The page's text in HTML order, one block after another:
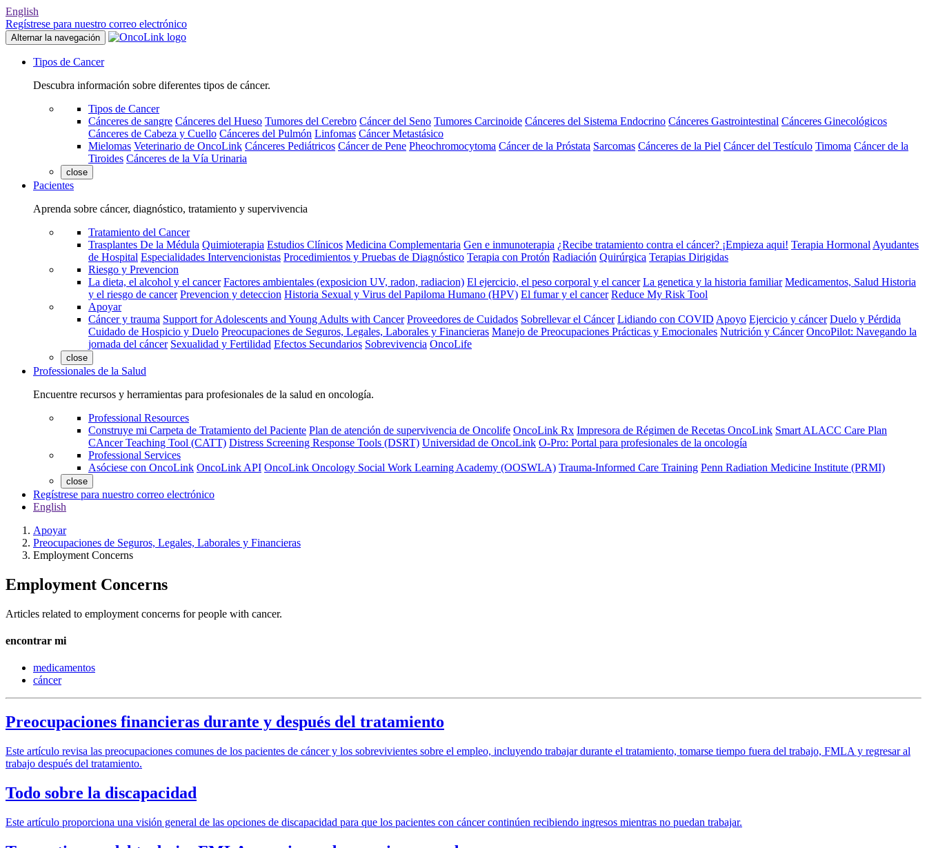
English
Regístrese para nuestro correo electrónico
Alternar la navegación
Tipos de Cancer
Descubra información sobre diferentes tipos de cáncer.
Tipos de Cancer
Cánceres de sangre Cánceres del Hueso Tumores del Cerebro Cáncer del Seno Tumores Carcinoide Cánceres del Sistema Endocrino Cánceres Gastrointestinal Cánceres Ginecológicos
Cánceres de Cabeza y Cuello Cánceres del Pulmón Linfomas Cáncer Metastásico
Mielomas Veterinario de OncoLink Cánceres Pediátricos Cáncer de Pene Pheochromocytoma Cáncer de la Próstata Sarcomas Cánceres de la Piel Cáncer del Testículo Timoma Cáncer de la
Tiroides Cánceres de la Vía Urinaria
close
Pacientes
Aprenda sobre cáncer, diagnóstico, tratamiento y supervivencia
Tratamiento del Cancer
Trasplantes De la Médula Quimioterapia Estudios Clínicos Medicina Complementaria Gen e inmunoterapia ¿Recibe tratamiento contra el cáncer? ¡Empieza aqui! Terapia Hormonal Ayudantes
de Hospital Especialidades Intervencionistas Procedimientos y Pruebas de Diagnóstico Terapia con Protón Radiación Quirúrgica Terapias Dirigidas
Riesgo y Prevencion
La dieta, el alcohol y el cancer Factores ambientales (exposicion UV, radon, radiacion) El ejercicio, el peso corporal y el cancer La genetica y la historia familiar Medicamentos, Salud Historia
y el riesgo de cancer Prevencion y deteccion Historia Sexual y Virus del Papiloma Humano (HPV) El fumar y el cancer Reduce My Risk Tool
Apoyar
Cáncer y trauma Support for Adolescents and Young Adults with Cancer Proveedores de Cuidados Sobrellevar el Cáncer Lidiando con COVID Apoyo Ejercicio y cáncer Duelo y Pérdida
Cuidado de Hospicio y Duelo Preocupaciones de Seguros, Legales, Laborales y Financieras Manejo de Preocupaciones Prácticas y Emocionales Nutrición y Cáncer OncoPilot: Navegando la
jornada del cáncer Sexualidad y Fertilidad Efectos Secundarios Sobrevivencia OncoLife
close
Professionales de la Salud
Encuentre recursos y herramientas para profesionales de la salud en oncología.
Professional Resources
Construye mi Carpeta de Tratamiento del Paciente Plan de atención de supervivencia de Oncolife OncoLink Rx Impresora de Régimen de Recetas OncoLink Smart ALACC Care Plan
CAncer Teaching Tool (CATT) Distress Screening Response Tools (DSRT) Universidad de OncoLink O-Pro: Portal para profesionales de la oncología
Professional Services
Asóciese con OncoLink OncoLink API OncoLink Oncology Social Work Learning Academy (OOSWLA) Trauma-Informed Care Training Penn Radiation Medicine Institute (PRMI)
close
Regístrese para nuestro correo electrónico
English
Apoyar
Preocupaciones de Seguros, Legales, Laborales y Financieras
Employment Concerns
Employment Concerns
Articles related to employment concerns for people with cancer.
encontrar mi
medicamentos
cáncer
Preocupaciones financieras durante y después del tratamiento
Este artículo revisa las preocupaciones comunes de los pacientes de cáncer y los sobrevivientes sobre el empleo, incluyendo trabajar durante el tratamiento, tomarse tiempo fuera del trabajo, FMLA y regresar al
trabajo después del tratamiento.
Todo sobre la discapacidad
Este artículo proporciona una visión general de las opciones de discapacidad para que los pacientes con cáncer continúen recibiendo ingresos mientras no puedan trabajar.